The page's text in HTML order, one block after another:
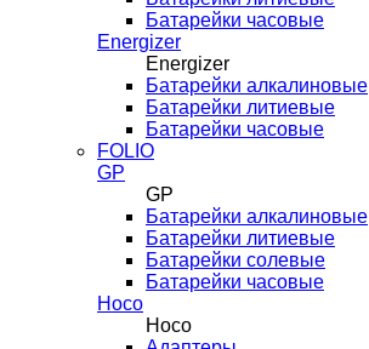
Батарейки часовые
Energizer
Energizer
Батарейки алкалиновые
Батарейки литиевые
Батарейки часовые
FOLIO
GP
GP
Батарейки алкалиновые
Батарейки литиевые
Батарейки солевые
Батарейки часовые
Hoco
Hoco